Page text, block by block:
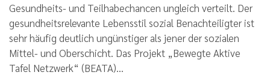
Gesundheits- und Teilhabechancen ungleich verteilt. Der
gesundheitsrelevante Lebensstil sozial Benachteiligter ist
sehr häufig deutlich ungünstiger als jener der sozialen
Mittel- und Oberschicht. Das Projekt „Bewegte Aktive
Tafel Netzwerk“ (BEATA)…